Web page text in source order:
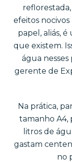
efeitos
papel, aliás,
que existem.
água nesses
gerente de
Na prática,
tamanho A4,
litros de
gastam
no